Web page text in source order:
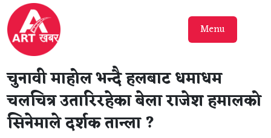
Menu
चुनावी माहोल भन्दै हलबाट धमाधम
चलचित्र उतारिरहेका बेला राजेश हमालको
सिनेमाले दर्शक तान्ला ?